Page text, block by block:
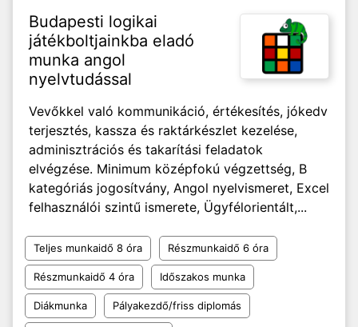
Budapesti logikai
játékboltjainkba eladó
munka angol
nyelvtudással
Vevőkkel való kommunikáció, értékesítés, jókedv
terjesztés, kassza és raktárkészlet kezelése,
adminisztrációs és takarítási feladatok
elvégzése. Minimum középfokú végzettség, B
kategóriás jogosítvány, Angol nyelvismeret, Excel
felhasználói szintű ismerete, Ügyfélorientált,...
Teljes munkaidő 8 óra Részmunkaidő 6 óra
Részmunkaidő 4 óra Időszakos munka
Diákmunka Pályakezdő/friss diplomás